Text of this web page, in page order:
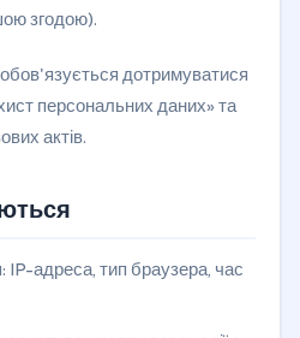
згодою).
дотримуватися
персональних даних» та
актів.
IP-адреса, тип браузера, час